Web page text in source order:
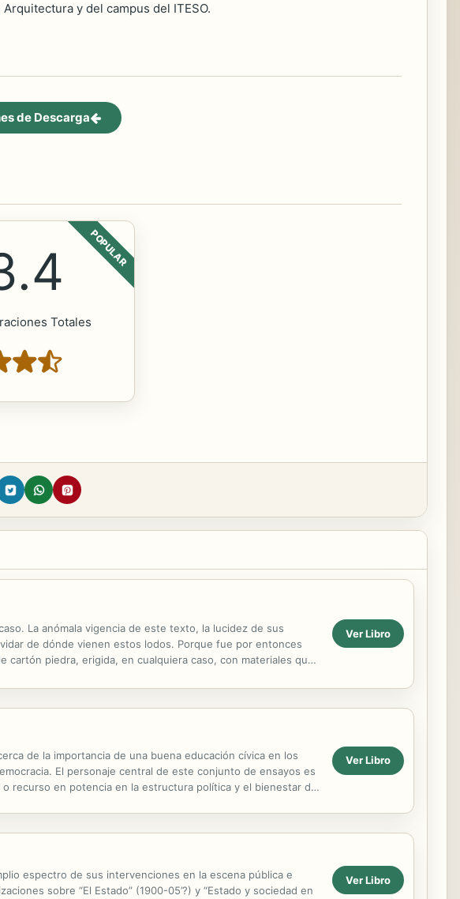
y del campus del ITESO.
de Descarga
POPULAR
Totales
La anómala vigencia de este texto, la lucidez de sus
de dónde vienen estos lodos. Porque fue por entonces
piedra, erigida, en cualquiera caso, con materiales que
Ver Libro
de la importancia de una buena educación cívica en los
El personaje central de este conjunto de ensayos es
recurso en potencia en la estructura política y el bienestar de
Ver Libro
espectro de sus intervenciones en la escena pública e
sobre “El Estado” (1900-05’?) y “Estado y sociedad en
Ver Libro